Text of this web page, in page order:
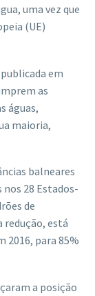
uma vez que
(UE)
em
as
águas,
maioria,
balneares
nos 28 Estados-
de
redução, está
2016, para 85%
a posição